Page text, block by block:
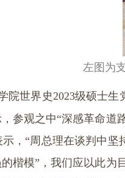
左图为
院世界史2023级硕士生
参观之中“深感革命
，“周总理在谈判中
楷模”，我们应以此